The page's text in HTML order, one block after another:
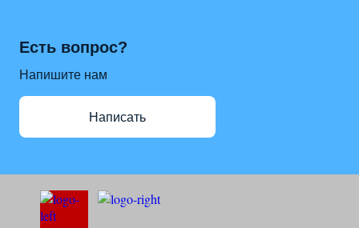
Есть вопрос?
Напишите нам
Написать